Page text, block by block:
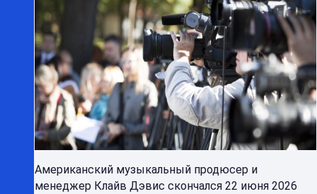
Американский музыкальный продюсер и
менеджер Клайв Дэвис скончался 22 июня 2026